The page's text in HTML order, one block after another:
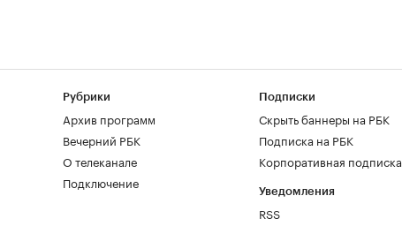
Рубрики
Архив программ
Вечерний РБК
О телеканале
Подключение
Подписки
Скрыть баннеры на РБК
Подписка на РБК
Корпоративная подписка
Уведомления
RSS